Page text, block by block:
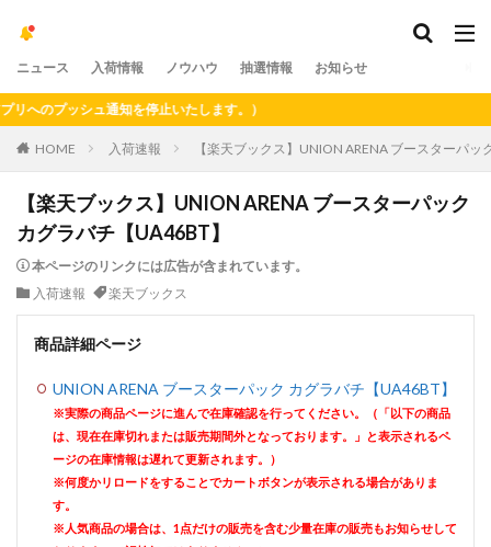
ニュース 入荷情報 ノウハウ 抽選情報 お知らせ
プッシュ通知を停止いたします。）
HOME 入荷速報 【楽天ブックス】UNION ARENA ブースターパ
【楽天ブックス】UNION ARENA ブースターパック
カグラバチ【UA46BT】
本ページのリンクには広告が含まれています。
入荷速報
楽天ブックス
商品詳細ページ
UNION ARENA ブースターパック カグラバチ【UA46BT】
※実際の商品ページに進んで在庫確認を行ってください。（「以下の商品
は、現在在庫切れまたは販売期間外となっております。」と表示されるペ
ージの在庫情報は遅れて更新されます。）
※何度かリロードをすることでカートボタンが表示される場合がありま
す。
※人気商品の場合は、1点だけの販売を含む少量在庫の販売もお知らせして